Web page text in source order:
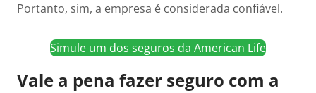
Portanto, sim, a empresa é considerada confiável.
Simule um dos seguros da American Life
Vale a pena fazer seguro com a